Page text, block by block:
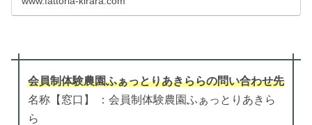
会員制体験農園ふぁっとりあきららの問い合わせ先
名称【窓口】 ：会員制体験農園ふぁっとりあきら
ら